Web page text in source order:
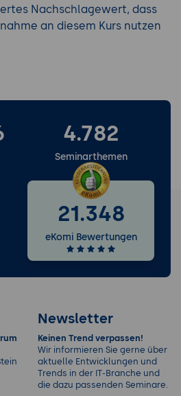
Nachschlagewert, dass
an diesem Kurs nutzen
4.782
Seminarthemen
21.348
eKomi Bewertungen
Newsletter
Keinen Trend verpassen!
Wir informieren Sie gerne über
aktuelle Entwicklungen und
Trends in der IT-Branche und
die dazu passenden Seminare.